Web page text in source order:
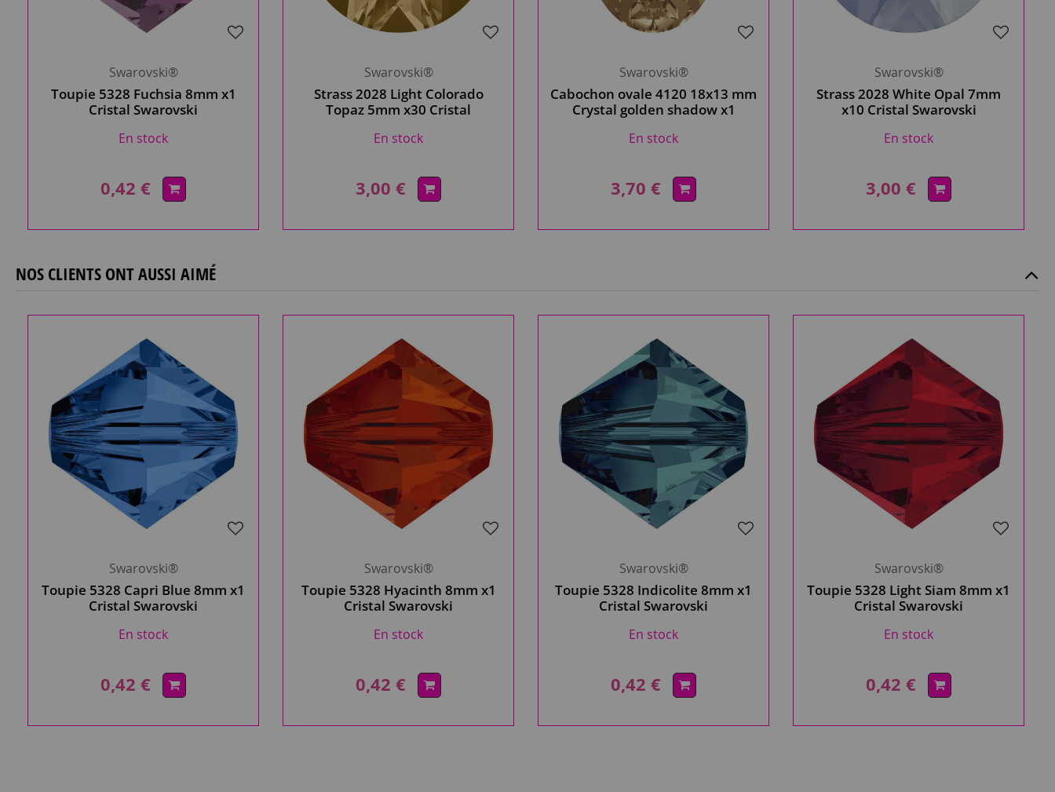
Swarovski®
Toupie 5328 Fuchsia 8mm x1
Cristal Swarovski
En stock
0,42 €
Swarovski®
Strass 2028 Light Colorado
Topaz 5mm x30 Cristal
En stock
3,00 €
Swarovski®
Cabochon ovale 4120 18x13 mm
Crystal golden shadow x1
clair
En stock
3,70 €
Swarovski®
Strass 2028 White Opal 7mm
x10 Cristal Swarovski
En stock
3,00 €
NOS CLIENTS ONT AUSSI AIMÉ
Swarovski®
Toupie 5328 Capri Blue 8mm x1
Cristal Swarovski
En stock
0,42 €
Swarovski®
Toupie 5328 Hyacinth 8mm x1
Cristal Swarovski
En stock
0,42 €
Swarovski®
Toupie 5328 Indicolite 8mm x1
Cristal Swarovski
En stock
0,42 €
Swarovski®
Toupie 5328 Light Siam 8mm x1
Cristal Swarovski
En stock
0,42 €